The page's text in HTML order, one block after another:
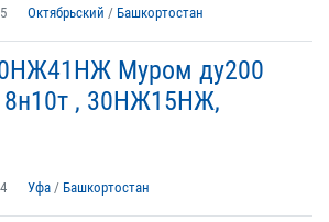
Октябрьский / Башкортостан
Муром ду200
, 30НЖ15НЖ,
Уфа / Башкортостан